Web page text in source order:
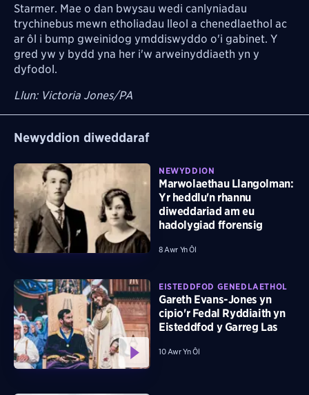
Starmer. Mae o dan bwysau wedi canlyniadau
trychinebus mewn etholiadau lleol a chenedlaethol ac
ar ôl i bump gweinidog ymddiswyddo o'i gabinet. Y
gred yw y bydd yna her i'w arweinyddiaeth yn y
dyfodol.
Llun: Victoria Jones/PA
Newyddion diweddaraf
NEWYDDION
Marwolaethau Llangolman:
Yr heddlu'n rhannu
diweddariad am eu
hadolygiad fforensig
8 Awr Yn Ôl
EISTEDDFOD GENEDLAETHOL
Gareth Evans-Jones yn
cipio'r Fedal Ryddiaith yn
Eisteddfod y Garreg Las
10 Awr Yn Ôl